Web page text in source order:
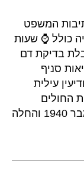
המשפט
כולל ⌚ שעות
בדיקת דם
סניף
נתיבות המשפט 90, מודיעין עילית
היא אחת מ4 קופות החולים
הפועלות בישראל. מכבי נוסדה בספטמבר 1940 והחלה